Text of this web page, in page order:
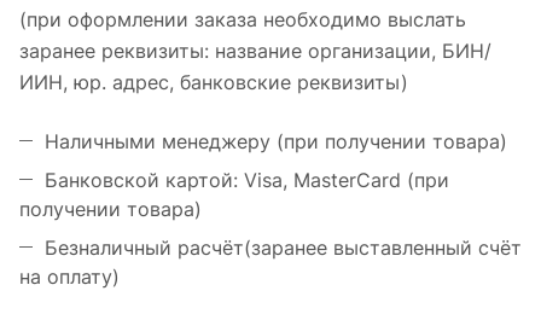
(при оформлении заказа необходимо выслать
заранее реквизиты: название организации, БИН/
ИИН, юр. адрес, банковские реквизиты)
Наличными менеджеру (при получении товара)
Банковской картой: Visa, MasterCard (при
получении товара)
Безналичный расчёт(заранее выставленный счёт
на оплату)